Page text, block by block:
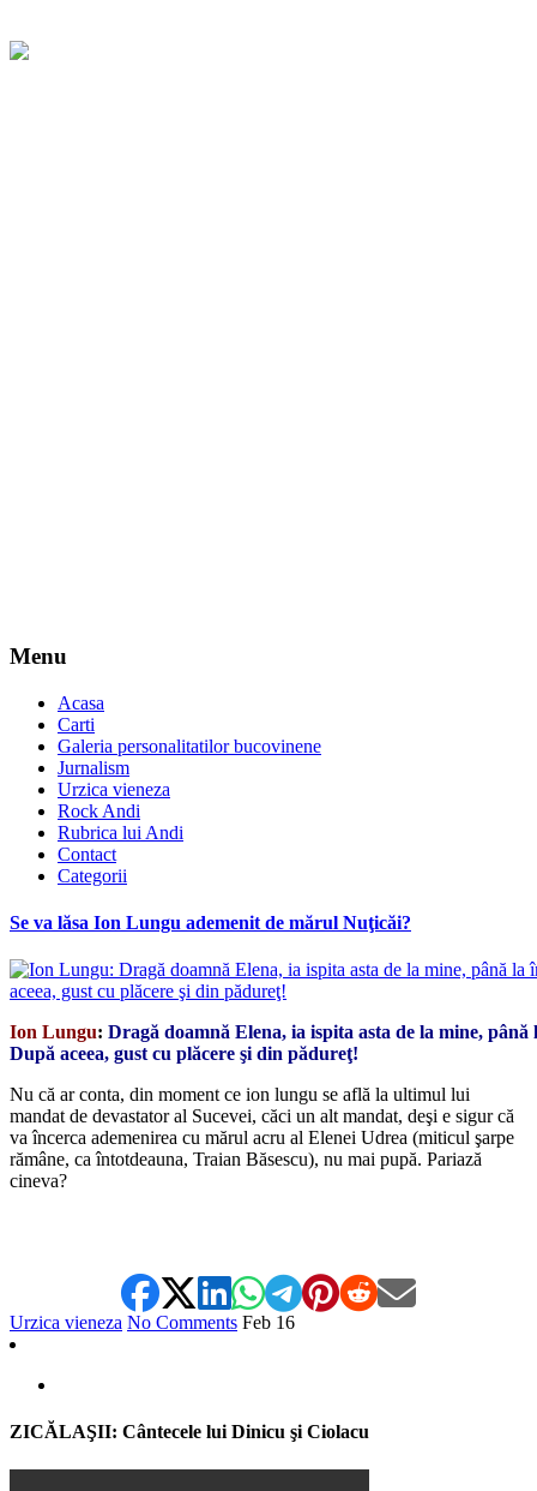
Menu
Acasa
Carti
Galeria personalitatilor bucovinene
Jurnalism
Urzica vieneza
Rock Andi
Rubrica lui Andi
Contact
Categorii
Se va lăsa Ion Lungu ademenit de mărul Nuţicăi?
Ion Lungu: Dragă doamnă Elena, ia ispita asta de la mine,
După aceea, gust cu plăcere şi din pădureţ!
Nu că ar conta, din moment ce ion lungu se află la ultimul lui
mandat de devastator al Sucevei, căci un alt mandat, deşi e sigur că
va încerca ademenirea cu mărul acru al Elenei Udrea (miticul şarpe
rămâne, ca întotdeauna, Traian Băsescu), nu mai pupă. Pariază
cineva?
Urzica vieneza No Comments Feb 16
ZICĂLAŞII: Cântecele lui Dinicu şi Ciolacu